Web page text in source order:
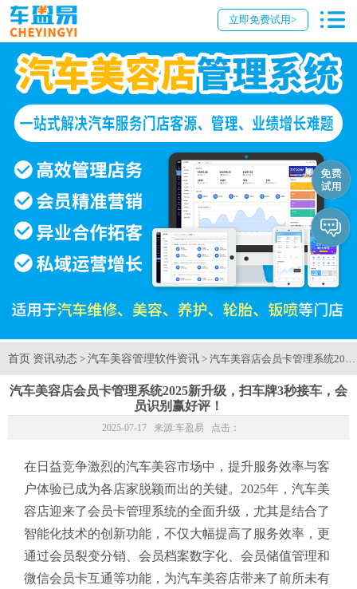
立即免费试用>
首页 资讯动态 > 汽车美容管理软件资讯 > 汽车美容店会员卡管理系统
汽车美容店会员卡管理系统2025新升级，扫车牌3秒接车，会
员识别赢好评！
2025-07-17 来源:车盈易 点击：
在日益竞争激烈的汽车美容市场中，提升服务效率与客
户体验已成为各店家脱颖而出的关键。2025年，汽车美
容店迎来了会员卡管理系统的全面升级，尤其是结合了
智能化技术的创新功能，不仅大幅提高了服务效率，更
通过会员裂变分销、会员档案数字化、会员储值管理和
微信会员卡互通等功能，为汽车美容店带来了前所未有